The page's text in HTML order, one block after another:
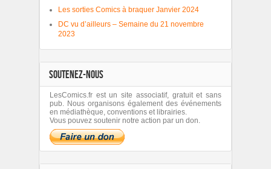
Les sorties Comics à braquer Janvier 2024
DC vu d’ailleurs – Semaine du 21 novembre
2023
SOUTENEZ-NOUS
LesComics.fr est un site associatif, gratuit et sans
pub. Nous organisons également des événements
en médiathèque, conventions et librairies.
Vous pouvez soutenir notre action par un don.